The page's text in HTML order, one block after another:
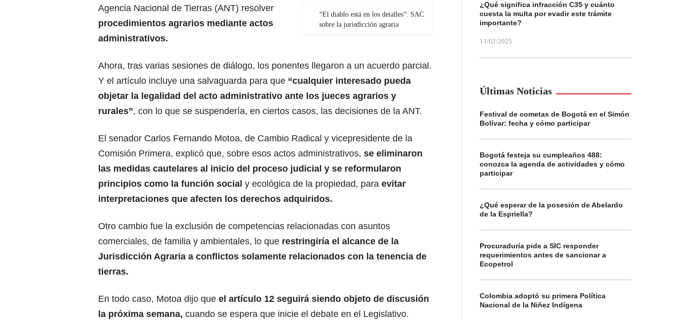
“El diablo está en los detalles”: SAC
sobre la jurisdicción agraria
Agencia Nacional de Tierras (ANT) resolver
procedimientos agrarios mediante actos
administrativos.
Ahora, tras varias sesiones de diálogo, los ponentes llegaron a un acuerdo parcial.
Y el artículo incluye una salvaguarda para que “cualquier interesado pueda
objetar la legalidad del acto administrativo ante los jueces agrarios y
rurales”, con lo que se suspendería, en ciertos casos, las decisiones de la ANT.
El senador Carlos Fernando Motoa, de Cambio Radical y vicepresidente de la
Comisión Primera, explicó que, sobre esos actos administrativos, se eliminaron
las medidas cautelares al inicio del proceso judicial y se reformularon
principios como la función social y ecológica de la propiedad, para evitar
interpretaciones que afecten los derechos adquiridos.
Otro cambio fue la exclusión de competencias relacionadas con asuntos
comerciales, de familia y ambientales, lo que restringiría el alcance de la
Jurisdicción Agraria a conflictos solamente relacionados con la tenencia de
tierras.
En todo caso, Motoa dijo que el artículo 12 seguirá siendo objeto de discusión
la próxima semana, cuando se espera que inicie el debate en el Legislativo.
¿Qué significa infracción C35 y cuánto
cuesta la multa por evadir este trámite
importante?
13/02/2025
Últimas Noticias
Festival de cometas de Bogotá en el Simón
Bolívar: fecha y cómo participar
Bogotá festeja su cumpleaños 488:
conozca la agenda de actividades y cómo
participar
¿Qué esperar de la posesión de Abelardo
de la Espriella?
Procuraduría pide a SIC responder
requerimientos antes de sancionar a
Ecopetrol
Colombia adoptó su primera Política
Nacional de la Niñez Indígena